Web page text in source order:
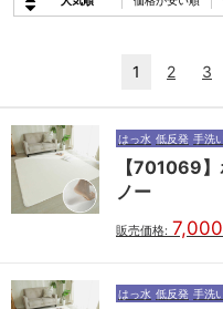
1 2 3
はっ水 低反発 手洗
【701069
ノー
販売価格: 7,000
はっ水 低反発 手洗